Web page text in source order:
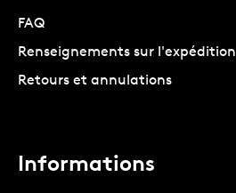
FAQ
Renseignements sur l'expédition
Retours et annulations
Informations